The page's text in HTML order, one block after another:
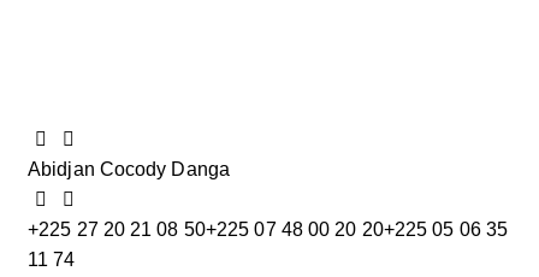
Abidjan Cocody Danga
+225 27 20 21 08 50+225 07 48 00 20 20+225 05 06 35
11 74